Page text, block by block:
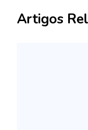
Artigos